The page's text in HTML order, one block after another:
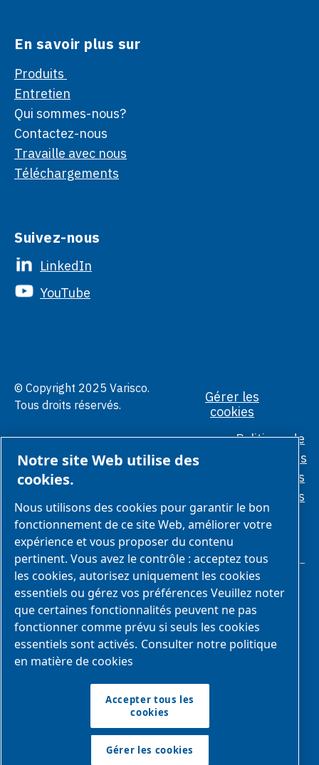
En savoir plus sur
Produits
Entretien
Qui sommes-nous?
Contactez-nous
Travaille avec nous
Téléchargements
Suivez-nous
LinkedIn
YouTube
© Copyright 2025 Varisco.
Tous droits réservés.
Gérer les
cookies
Politique de
confidentialité
Conditions
Normes
éthiques
Nous faisons partie du groupe Atlas
Copco
développement de produits, de services et de solutions
Découvrez comment le groupe Atlas Copco met en œuvre
une technologie qui transforme l'avenir.
Notre site Web utilise des
cookies.
Nous utilisons des cookies pour garantir le bon
fonctionnement de ce site Web, améliorer votre
expérience et vous proposer du contenu
pertinent. Vous avez le contrôle : acceptez tous
les cookies, autorisez uniquement les cookies
essentiels ou gérez vos préférences Veuillez noter
que certaines fonctionnalités peuvent ne pas
fonctionner comme prévu si seuls les cookies
essentiels sont activés. Consulter notre politique
en matière de cookies
Accepter tous les
cookies
Gérer les cookies